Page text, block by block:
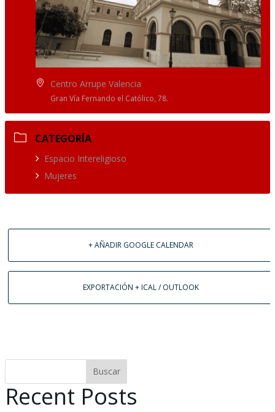
Centro Arrupe Valencia
Gran Vía Fernando el Católico, 78.
CATEGORÍA
Espacio Intereligioso
Mujeres
+ AÑADIR GOOGLE CALENDAR
EXPORTACIÓN + ICAL / OUTLOOK
Buscar
Recent Posts